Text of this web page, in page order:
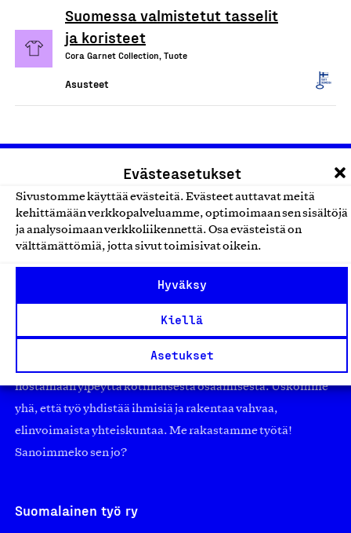
Evästeasetukset
Sivustomme käyttää evästeitä. Evästeet auttavat meitä
kehittämään verkkopalveluamme, optimoimaan sen sisältöjä
ja analysoimaan verkkoliikennettä. Osa evästeistä on
välttämättömiä, jotta sivut toimisivat oikein.
Hyväksy
Kiellä
Asetukset
Suomessa valmistetut tasselit
ja koristeet
Cora Garnet Collection, Tuote
Asusteet
Olemme jäsentemme omistama puolueeton,
pienistä pajoista ja yhteisöistä kansainvälisiin
nostamaan ylpeyttä kotimaisesta osaamisesta. Uskomme
yhä, että työ yhdistää ihmisiä ja rakentaa vahvaa,
elinvoimaista yhteiskuntaa. Me rakastamme työtä!
Sanoimmeko sen jo?
Suomalainen työ ry